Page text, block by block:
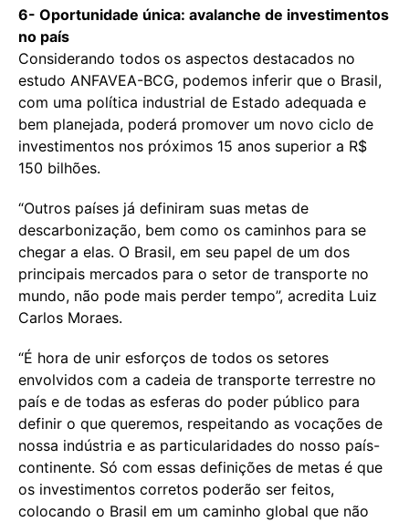
6- Oportunidade única: avalanche de investimentos
no país
Considerando todos os aspectos destacados no
estudo ANFAVEA-BCG, podemos inferir que o Brasil,
com uma política industrial de Estado adequada e
bem planejada, poderá promover um novo ciclo de
investimentos nos próximos 15 anos superior a R$
150 bilhões.
“Outros países já definiram suas metas de
descarbonização, bem como os caminhos para se
chegar a elas. O Brasil, em seu papel de um dos
principais mercados para o setor de transporte no
mundo, não pode mais perder tempo”, acredita Luiz
Carlos Moraes.
“É hora de unir esforços de todos os setores
envolvidos com a cadeia de transporte terrestre no
país e de todas as esferas do poder público para
definir o que queremos, respeitando as vocações de
nossa indústria e as particularidades do nosso país-
continente. Só com essas definições de metas é que
os investimentos corretos poderão ser feitos,
colocando o Brasil em um caminho global que não